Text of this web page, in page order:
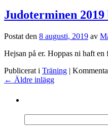
Judoterminen
Postat den 8 augusti, 2019 av
Hejsan på er. Hoppas ni haft
Publicerat i Träning |
← Äldre inlägg